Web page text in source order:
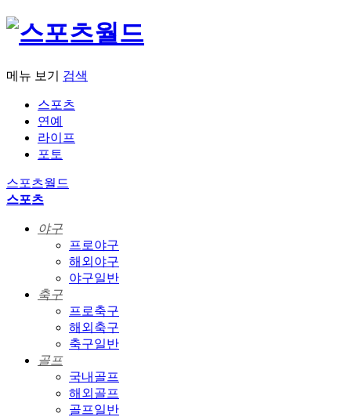
메뉴 보기 검색
스포츠
연예
라이프
포토
스포츠월드
스포츠
야구
프로야구
해외야구
야구일반
축구
프로축구
해외축구
축구일반
골프
국내골프
해외골프
골프일반